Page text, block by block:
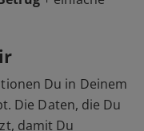
Du in Deinem
Die Daten, die Du
damit Du